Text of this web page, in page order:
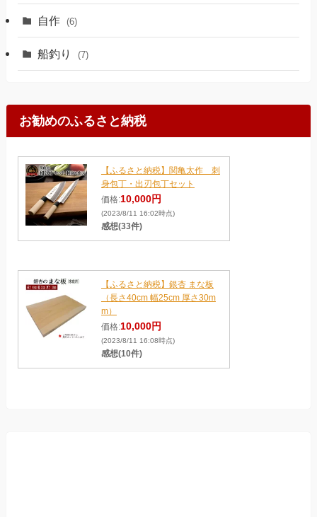
自作 (6)
船釣り (7)
お勧めのふるさと納税
【ふるさと納税】関亀太作 刺
身包丁・出刃包丁セット
価格:10,000円
(2023/8/11 16:02時点)
感想(33件)
【ふるさと納税】銀杏 まな板
（長さ40cm 幅25cm 厚さ30m
m）
価格:10,000円
(2023/8/11 16:08時点)
感想(10件)